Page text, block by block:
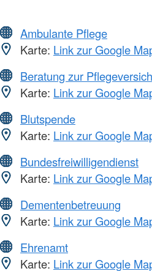
Ambulante Pflege
Karte: Link zur Google
Beratung zur
Karte: Link zur Google
Blutspende
Karte: Link zur Google
Bundesfreiwilligendienst
Karte: Link zur Google
Dementenbetreuung
Karte: Link zur Google
Ehrenamt
Karte: Link zur Google